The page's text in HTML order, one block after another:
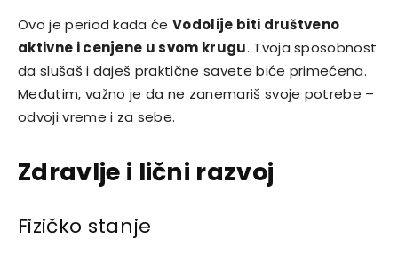
Ovo je period kada ćeVodolije biti društveno
aktivne i cenjene u svom krugu. Tvoja sposobnost
da slušaš i daješ praktične savete biće primećena.
Međutim, važno je da ne zanemariš svoje potrebe –
odvoji vreme i za sebe.
Zdravlje i lični razvoj
Fizičko stanje